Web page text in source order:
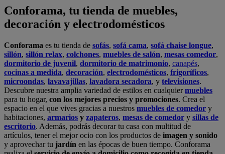
Conforama, tu tienda de muebles,
decoración y electrodomésticos
Conforama es tu tienda de sofás, sofá cama, sofá chaise longue,
sillón, sillón relax, colchones, muebles de salón, mesas comedor,
dormitorio de juvenil, dormitorio de matrimonio, canapés,
cocinas a medida, decoración, electrodomésticos, frigoríficos,
microondas, lavavajillas, lavadora secadora, y televisiones.
Descubre nuestra amplia variedad de estilos en cualquiermuebles
para tu hogar, con los mejores precios y promociones. Crea el
espacio en el que vives gracias a nuestros muebles de comedor y
habitaciones, armarios y zapateros, mesas de comedor y sillas de
escritorio. Además, podrás decorar tu casa con multitud de
artículos, tener el mejor ocio con los productos de imagen y sonido
y aprovechar tu jardín en las épocas de buen tiempo. Conforama